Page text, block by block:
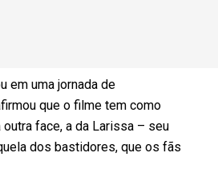
em uma jornada de
que o filme tem como
face, a da Larissa – seu
dos bastidores, que os fãs